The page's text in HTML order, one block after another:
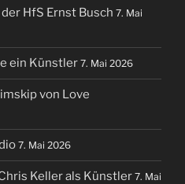
HfS Ernst Busch 7. Mai
ein Künstler 7. Mai 2026
von Love
7. Mai 2026
Keller als Künstler 7. Mai